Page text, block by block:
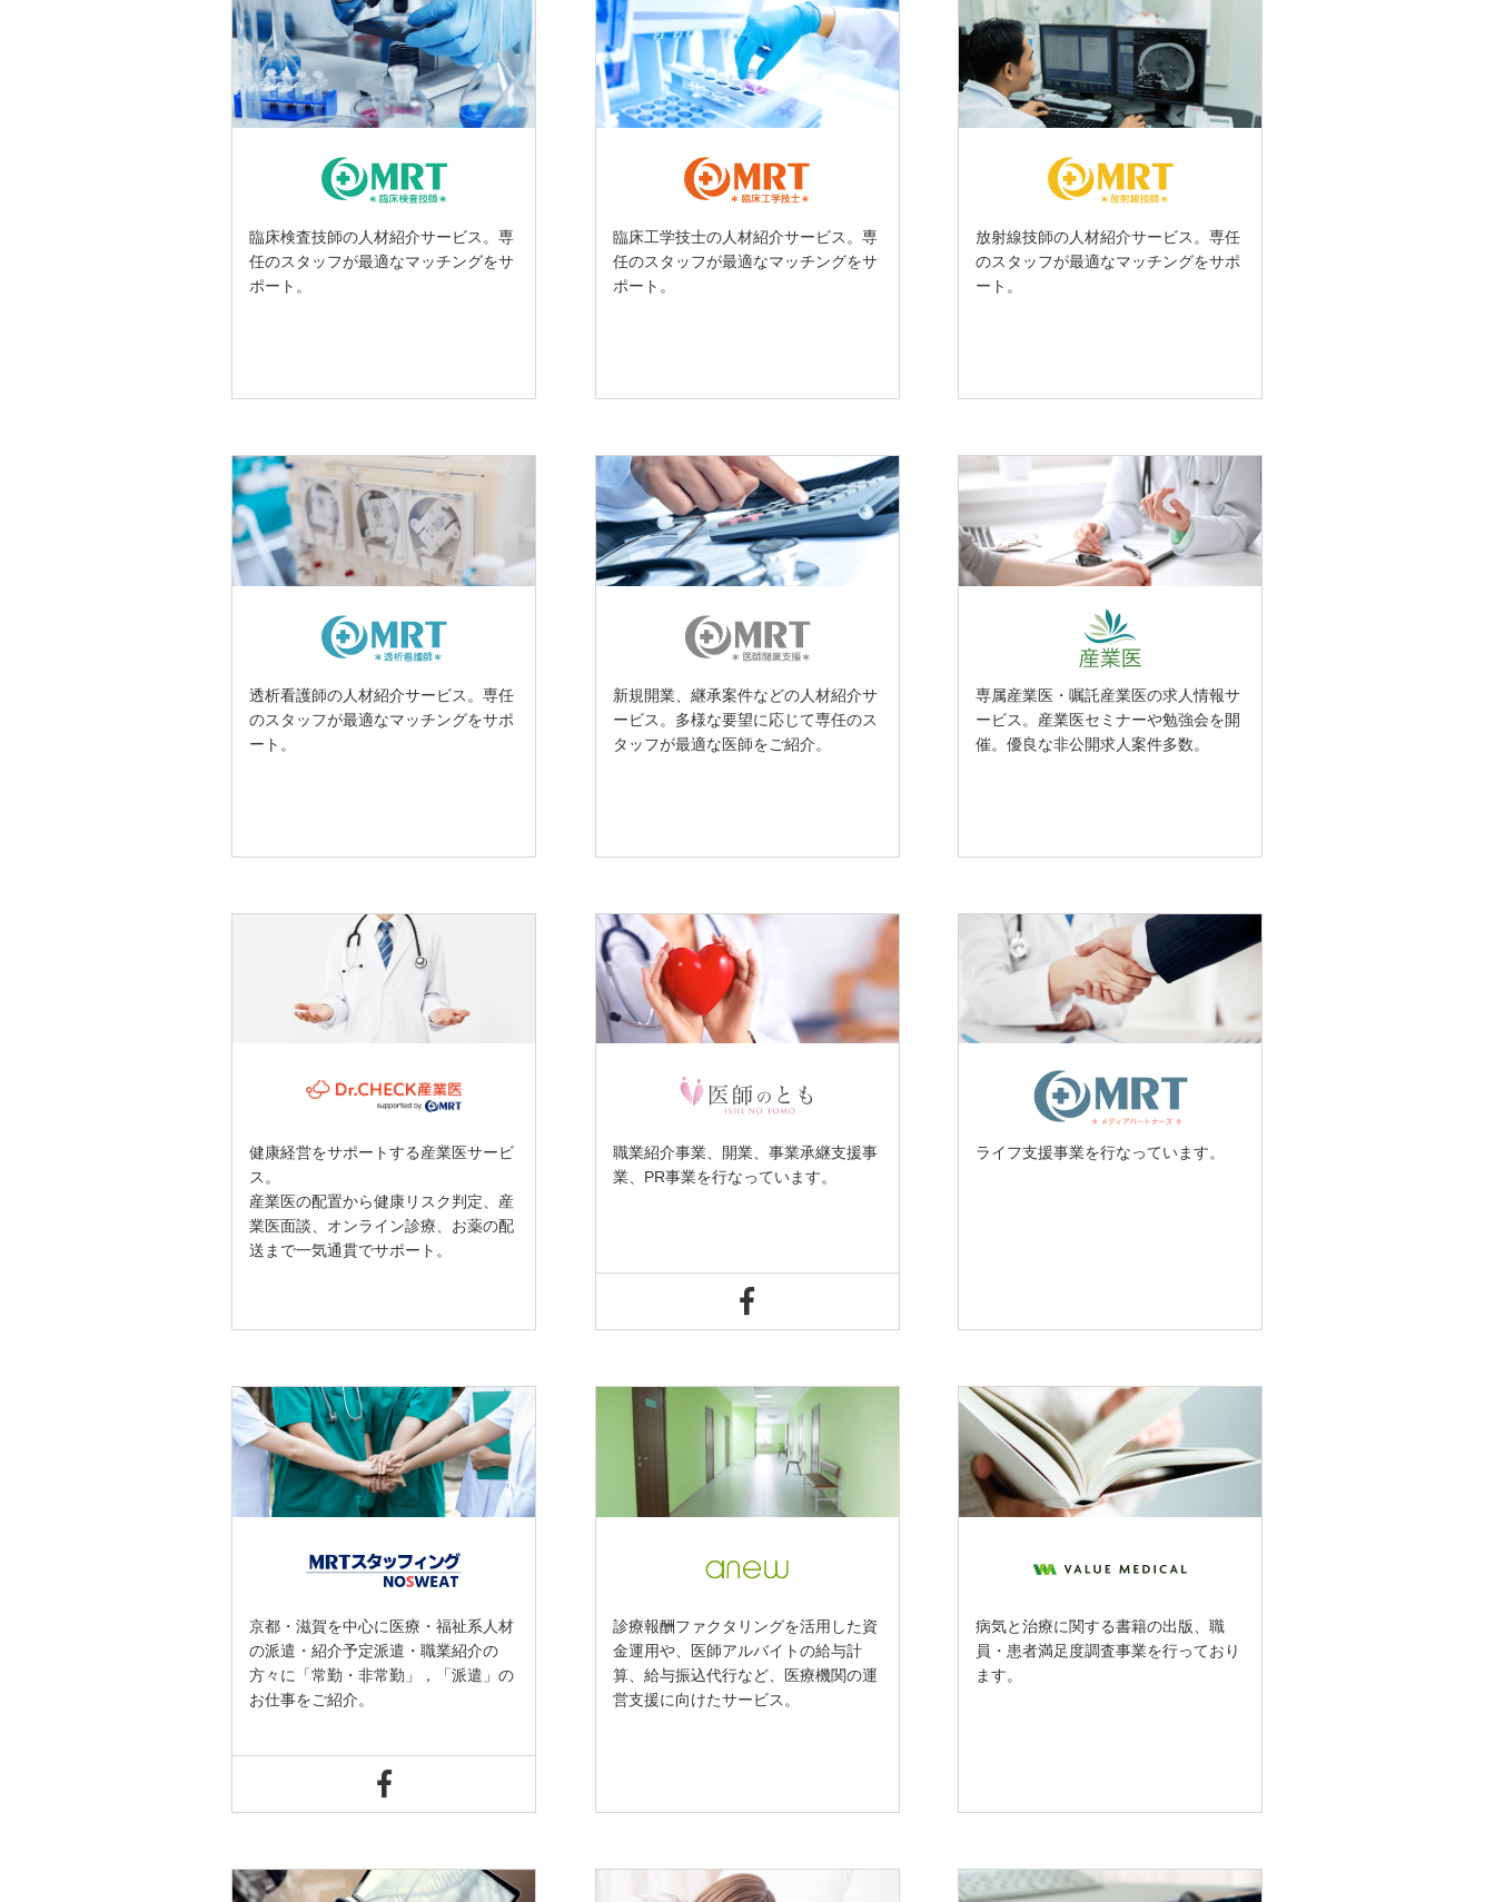
臨床検査技師の人材紹介サービス。専
任のスタッフが最適なマッチングをサ
ポート。
臨床工学技士の人材紹介サービス。専
任のスタッフが最適なマッチングをサ
ポート。
放射線技師の人材紹介サービス。専任
のスタッフが最適なマッチングをサポ
ート。
透析看護師の人材紹介サービス。専任
のスタッフが最適なマッチングをサポ
ート。
新規開業、継承案件などの人材紹介サ
ービス。多様な要望に応じて専任のス
タッフが最適な医師をご紹介。
専属産業医・嘱託産業医の求人情報サ
ービス。産業医セミナーや勉強会を開
催。優良な非公開求人案件多数。
健康経営をサポートする産業医サービ
ス。
産業医の配置から健康リスク判定、産
業医面談、オンライン診療、お薬の配
送まで一気通貫でサポート。
職業紹介事業、開業、事業承継支援事
業、PR事業を行なっています。
ライフ支援事業を行なっています。
京都・滋賀を中心に医療・福祉系人材
の派遣・紹介予定派遣・職業紹介の
方々に「常勤・非常勤」，「派遣」の
お仕事をご紹介。
診療報酬ファクタリングを活用した資
金運用や、医師アルバイトの給与計
算、給与振込代行など、医療機関の運
営支援に向けたサービス。
病気と治療に関する書籍の出版、職
員・患者満足度調査事業を行っており
ます。